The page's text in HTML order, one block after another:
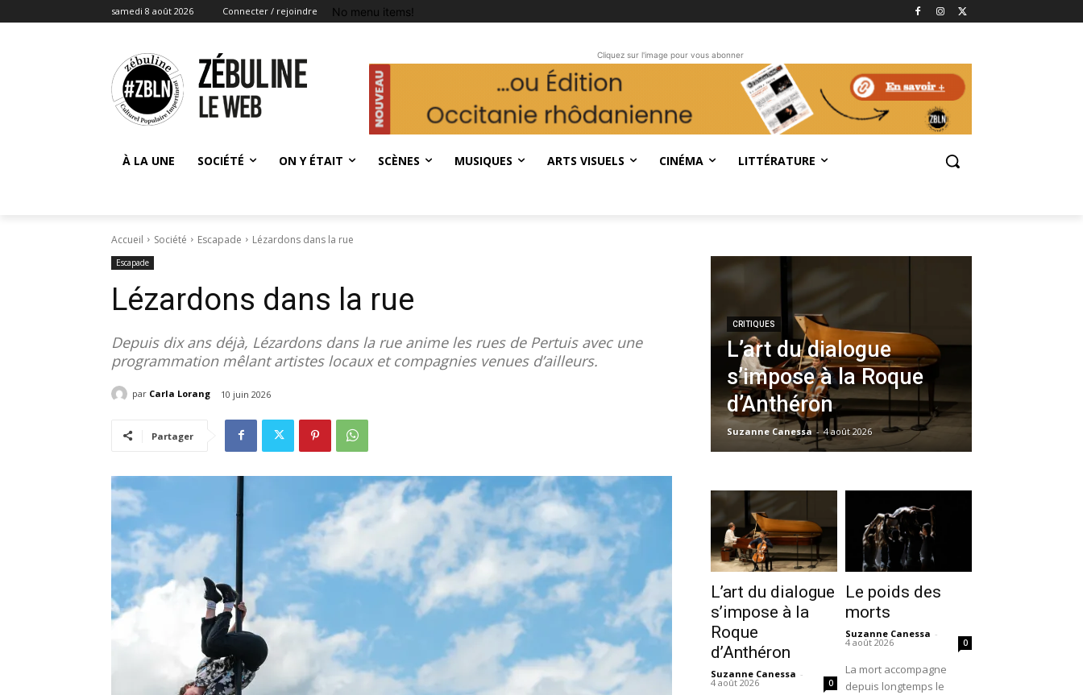
samedi 8 août 2026 Connecter / rejoindre No menu items!
Cliquez sur l'image pour vous abonner
À LA UNE SOCIÉTÉ ON Y ÉTAIT SCÈNES MUSIQUES ARTS VISUELS CINÉMA LITTÉRATURE
Accueil Société Escapade Lézardons dans la rue
Escapade
Lézardons dans la rue
Depuis dix ans déjà, Lézardons dans la rue anime les rues de Pertuis avec une
programmation mêlant artistes locaux et compagnies venues d’ailleurs.
par Carla Lorang 10 juin 2026
Partager
CRITIQUES
L’art du dialogue
s’impose à la Roque
d’Anthéron
Suzanne Canessa - 4 août 2026
L’art du dialogue
s’impose à la
Roque
d’Anthéron
Suzanne Canessa -
4 août 2026 0
Le poids des
morts
Suzanne Canessa -
4 août 2026 0
La mort accompagne
depuis longtemps le